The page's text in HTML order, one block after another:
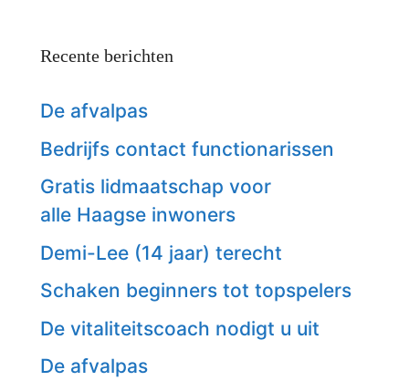
Recente berichten
De afvalpas
Bedrijfs contact functionarissen
Gratis lidmaatschap voor
alle Haagse inwoners
Demi-Lee (14 jaar) terecht
Schaken beginners tot topspelers
De vitaliteitscoach nodigt u uit
De afvalpas